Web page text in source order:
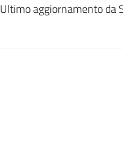
Ultimo aggiornamento da